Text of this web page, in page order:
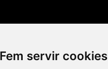
Fem servir cookies